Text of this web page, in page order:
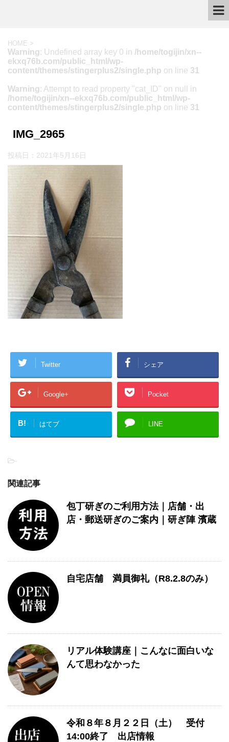
HOME >
Warning: Undefined array key 0 in /home/togijin/xn--
ekxq76b.com/public_html/wp-
content/themes/stingerplus2/single.php on line 31
Warning: Attempt to read property "cat_ID" on null in
/home/togijin/xn--ekxq76b.com/public_html/wp-
content/themes/stingerplus2/single.php on line 31
IMG_2965
投稿日： 2021年5月16日
Twitter シェア
Google+ Pocket
B! はてブ LINE
-
関連記事
包丁研ぎのご利用方法｜店舗・出
店・郵送研ぎのご案内｜研ぎ陣 濱蔵
自宅店舗 満員御礼（R8.2.8のみ）
リアル体験講座｜こんなに面白いな
んて思わなかった
令和８年８月２２日（土） 受付
14:00終了 出店情報